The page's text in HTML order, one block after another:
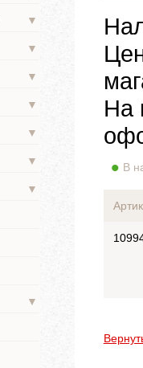
▼
▼
▼
▼
▼
▼
▼
▼
На
В